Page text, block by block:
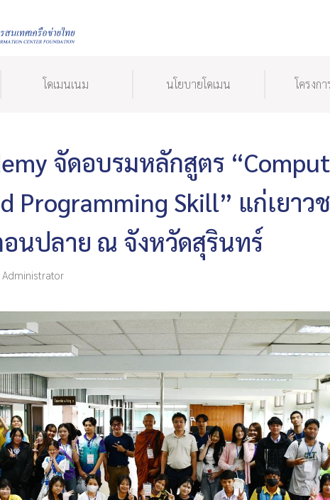
โดเมนเนม นโยบายโดเมน โครงก
จัดอบรมหลักสูตร
Programming Skill” แก่เยาว
นปลาย ณ จังหวัดสุรินทร์
Administrator